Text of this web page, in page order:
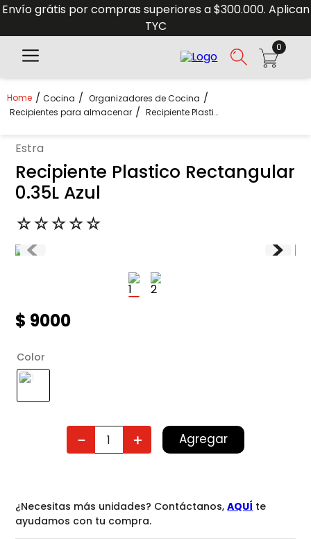
Envío grátis por compras superiores a $300.000. Aplican
TYC
0
Cocina
Organizadores de Cocina
Recipientes para almacenar
Recipiente Plastico Rectangular 0.35L Azul
estra
Recipiente Plastico Rectangular
0.35L Azul
☆☆☆☆☆
$ 9000
Color
＋
－ Agregar
¿Necesitas más unidades? Contáctanos,AQUÍ te
ayudamos con tu compra.